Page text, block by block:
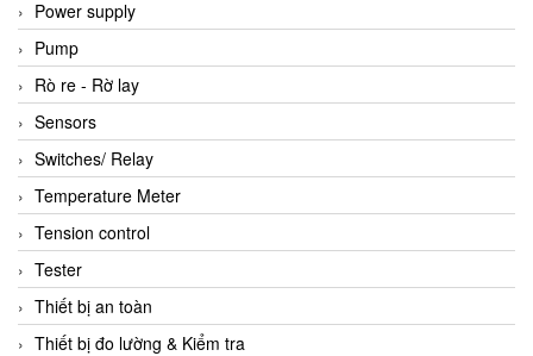
Power supply
Pump
Rò re - Rờ lay
Sensors
Switches/ Relay
Temperature Meter
Tension control
Tester
Thiết bị an toàn
Thiết bị đo lường & Kiểm tra